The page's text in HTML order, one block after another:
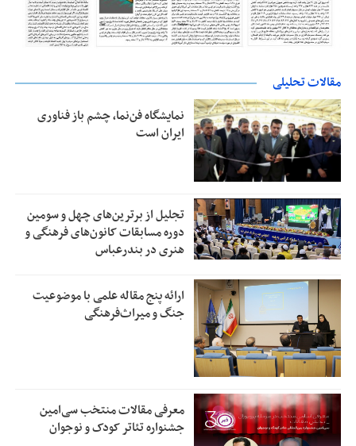
مقالات تحلیلی
نمایشگاه فن‌نما، چشم باز فناوری
ایران است
تجلیل از بر‌ترین‌های چهل و سومین
دوره مسابقات کانون‌های فرهنگی و
هنری در بندرعباس
ارائه پنج مقاله علمی با موضوعیت
جنگ و میراث‌فرهنگی
معرفی مقالات منتخب سی‌امین
جشنواره تئاتر کودک و نوجوان